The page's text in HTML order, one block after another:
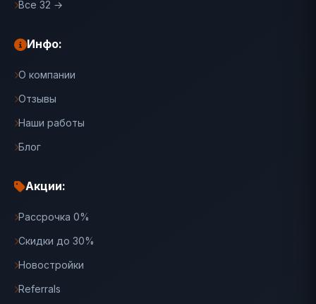
Все 32 →
Инфо:
О компании
Отзывы
Наши работы
Блог
Акции:
Рассрочка 0%
Скидки до 30%
Новостройки
Referrals